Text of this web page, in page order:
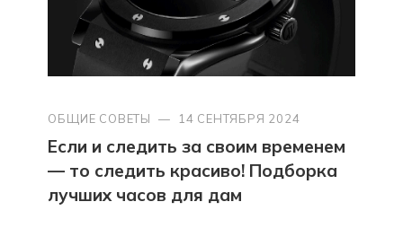
ОБЩИЕ СОВЕТЫ — 14 СЕНТЯБРЯ 2024
Если и следить за своим временем
— то следить красиво! Подборка
лучших часов для дам